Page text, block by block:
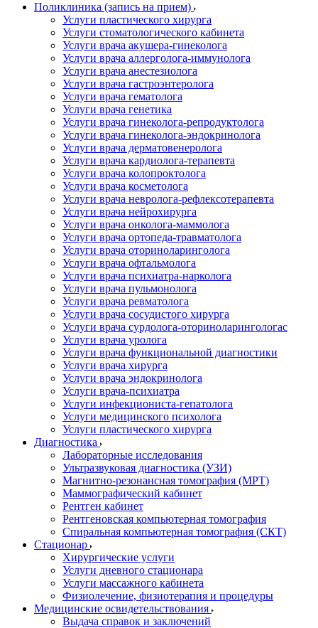
Поликлиника (запись на прием)
Услуги пластического хирурга
Услуги стоматологического кабинета
Услуги врача акушера-гинеколога
Услуги врача аллерголога-иммунолога
Услуги врача анестезиолога
Услуги врача гастроэнтеролога
Услуги врача гематолога
Услуги врача генетика
Услуги врача гинеколога-репродуктолога
Услуги врача гинеколога-эндокринолога
Услуги врача дерматовенеролога
Услуги врача кардиолога-терапевта
Услуги врача колопроктолога
Услуги врача косметолога
Услуги врача невролога-рефлексотерапевта
Услуги врача нейрохирурга
Услуги врача онколога-маммолога
Услуги врача ортопеда-травматолога
Услуги врача оториноларинголога
Услуги врача офтальмолога
Услуги врача психиатра-нарколога
Услуги врача пульмонолога
Услуги врача ревматолога
Услуги врача сосудистого хирурга
Услуги врача сурдолога-оториноларингологас
Услуги врача уролога
Услуги врача функциональной диагностики
Услуги врача хирурга
Услуги врача эндокринолога
Услуги врача-психиатра
Услуги инфекциониста-гепатолога
Услуги медицинского психолога
Услуги пластического хирурга
Диагностика
Лабораторные исследования
Ультразвуковая диагностика (УЗИ)
Магнитно-резонансная томография (МРТ)
Маммографический кабинет
Рентген кабинет
Рентгеновская компьютерная томография
Спиральная компьютерная томография (СКТ)
Стационар
Хирургические услуги
Услуги дневного стационара
Услуги массажного кабинета
Физиолечение, физиотерапия и процедуры
Медицинские освидетельствования
Выдача справок и заключений